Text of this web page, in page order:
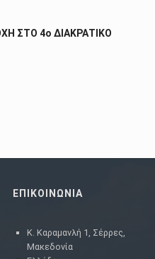
ΣΤΟ 4ο ΔΙΑΚΡΑΤΙΚΟ
ΕΠΙΚΟΙΝΩΝΙΑ
Κ. Καραμανλή 1, Σέρρες,
Μακεδονία